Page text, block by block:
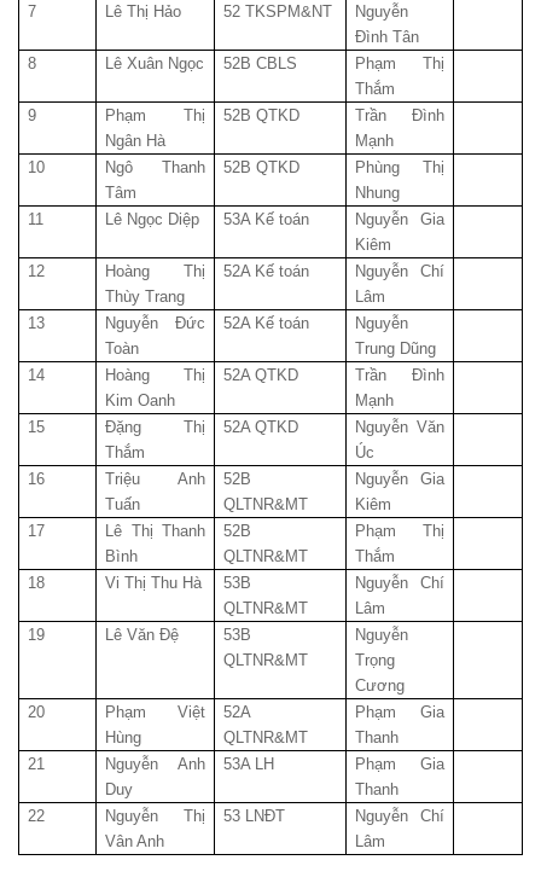
7
Lê Thị Hảo 52 TKSPM&NT
Nguyễn
Đình Tân
8
Lê Xuân Ngọc 52B CBLS
Phạm Thị
Thắm
9
Phạm Thị
Ngân Hà
52B QTKD
Trần Đình
Mạnh
10
Ngô Thanh
Tâm
52B QTKD
Phùng Thị
Nhung
11
Lê Ngọc Diệp 53A Kế toán
Nguyễn Gia
Kiêm
12
Hoàng Thị
Thùy Trang
52A Kế toán
Nguyễn Chí
Lâm
13
Nguyễn Đức
Toàn
52A Kế toán
Nguyễn
Trung Dũng
14
Hoàng Thị
Kim Oanh
52A QTKD
Trần Đình
Mạnh
15
Đặng Thị
Thắm
52A QTKD
Nguyễn Văn
Úc
16
Triệu Anh
Tuấn
52B
QLTNR&MT
Nguyễn Gia
Kiêm
17
Lê Thị Thanh
Bình
52B
QLTNR&MT
Phạm Thị
Thắm
18
Vi Thị Thu Hà
53B
QLTNR&MT
Nguyễn Chí
Lâm
19
Lê Văn Đệ
53B
QLTNR&MT
Nguyễn
Trọng
Cương
20
Phạm Việt
Hùng
52A
QLTNR&MT
Phạm Gia
Thanh
21
Nguyễn Anh
Duy
53A LH
Phạm Gia
Thanh
22
Nguyễn Thị
Vân Anh
53 LNĐT
Nguyễn Chí
Lâm